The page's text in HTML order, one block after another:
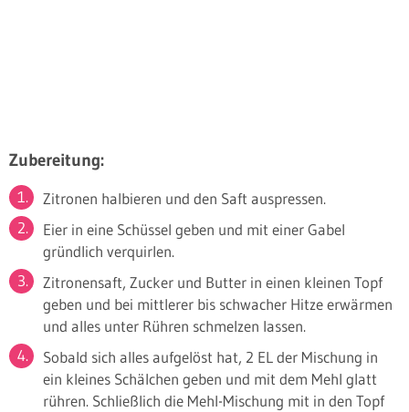
Zubereitung:
Zitronen halbieren und den Saft auspressen.
Eier in eine Schüssel geben und mit einer Gabel
gründlich verquirlen.
Zitronensaft, Zucker und Butter in einen kleinen Topf
geben und bei mittlerer bis schwacher Hitze erwärmen
und alles unter Rühren schmelzen lassen.
Sobald sich alles aufgelöst hat, 2 EL der Mischung in
ein kleines Schälchen geben und mit dem Mehl glatt
rühren. Schließlich die Mehl-Mischung mit in den Topf